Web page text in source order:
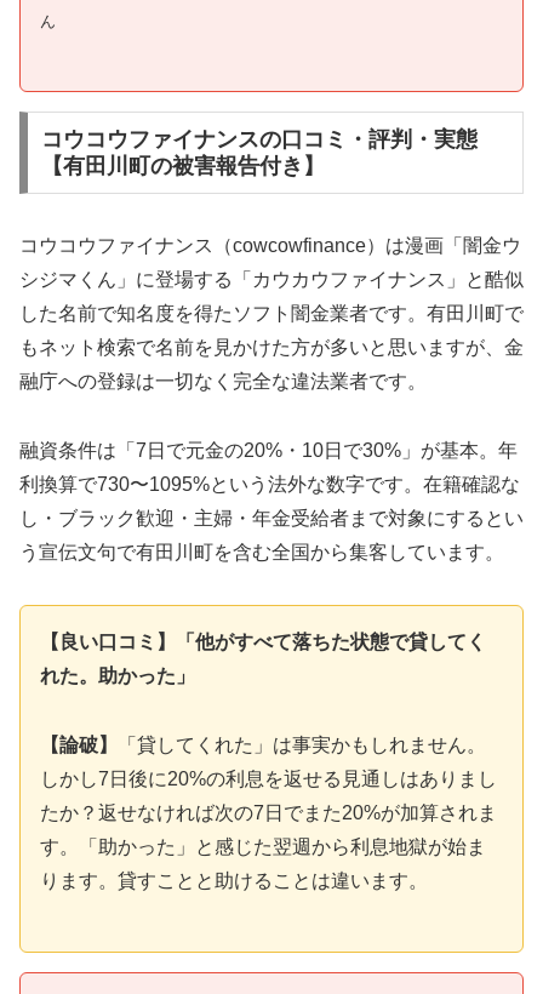
ん
コウコウファイナンスの口コミ・評判・実態
【有田川町の被害報告付き】
コウコウファイナンス（cowcowfinance）は漫画「闇金ウ
シジマくん」に登場する「カウカウファイナンス」と酷似
した名前で知名度を得たソフト闇金業者です。有田川町で
もネット検索で名前を見かけた方が多いと思いますが、金
融庁への登録は一切なく完全な違法業者です。
融資条件は「7日で元金の20%・10日で30%」が基本。年
利換算で730〜1095%という法外な数字です。在籍確認な
し・ブラック歓迎・主婦・年金受給者まで対象にするとい
う宣伝文句で有田川町を含む全国から集客しています。
【良い口コミ】「他がすべて落ちた状態で貸してく
れた。助かった」
【論破】
「貸してくれた」は事実かもしれません。
しかし7日後に20%の利息を返せる見通しはありまし
たか？返せなければ次の7日でまた20%が加算されま
す。「助かった」と感じた翌週から利息地獄が始ま
ります。貸すことと助けることは違います。